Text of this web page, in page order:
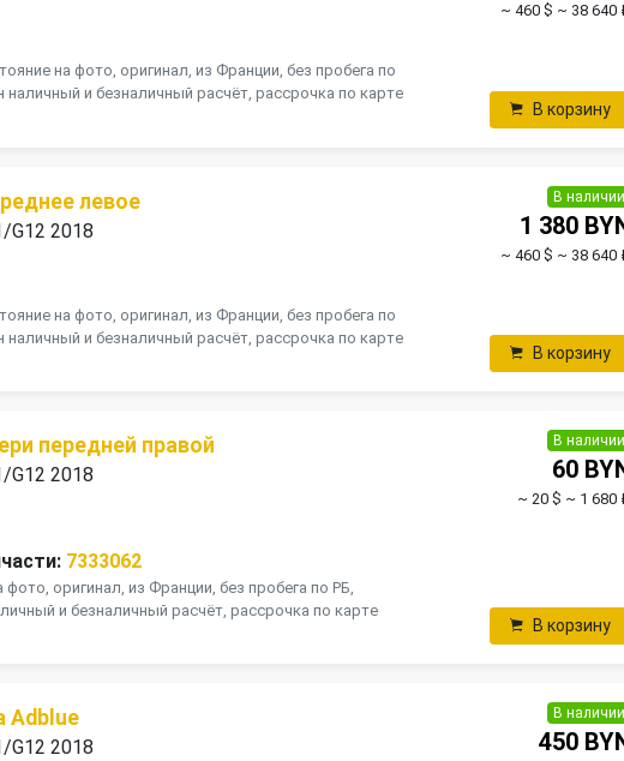
на фото, оригинал, из Франции, без пробега по
наличный и безналичный расчёт, рассрочка по карте
~ 460 $ ~ 38 640
В корзину
левое
G12 2018
на фото, оригинал, из Франции, без пробега по
наличный и безналичный расчёт, рассрочка по карте
В наличии
1 380
~ 460 $ ~ 38 640
В корзину
передней правой
G12 2018
7333062
фото, оригинал, из Франции, без пробега по РБ,
и безналичный расчёт, рассрочка по карте
В наличии
60
~ 20 $ ~ 1 680
В корзину
Adblue
G12 2018
В наличии
450